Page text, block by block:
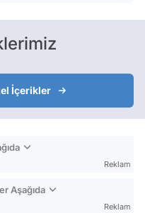
İçerikler
Reklam
Aşağıda
Reklam